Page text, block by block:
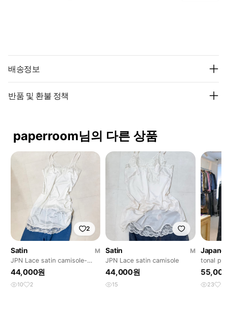
배송정보
반품 및 환불 정책
paperroom님의 다른 상품
2
Satin
M
JPN Lace satin camisole-
white
44,000원
10 2
Satin
M
JPN Lace satin camisole
44,000원
15
tonal
23 2